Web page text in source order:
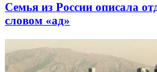
Семья из России описала
словом «ад»